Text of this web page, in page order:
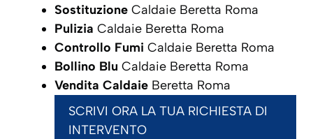
Sostituzione Caldaie Beretta Roma
Pulizia Caldaie Beretta Roma
Controllo Fumi Caldaie Beretta Roma
Bollino Blu Caldaie Beretta Roma
Vendita Caldaie Beretta Roma
SCRIVI ORA LA TUA RICHIESTA DI
INTERVENTO